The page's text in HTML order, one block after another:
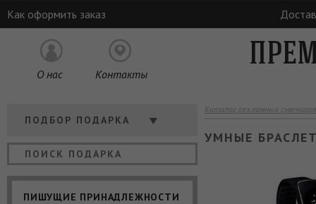
Как оформить заказ
О нас Контакты
ПОДБОР ПОДАРКА Кому
Отрасль Цена
ПИШУЩИЕ ПРИНАДЛЕЖНОСТИ
Каталог рекламных сувениров
УМНЫЕ